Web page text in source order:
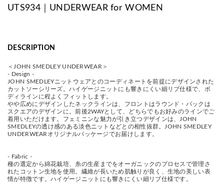
UTS934｜UNDERWEAR for WOMEN
DESCRIPTION
＜JOHN SMEDLEY UNDERWEAR＞
- Design -
JOHN SMEDLEYニットウェアとのコーディネートを前提にデザインされた
カットソーシリーズ。ハイゲージニットにも響きにくい細リブ仕様で、ボ
ディラインに程よくフィットします。
やや広めにデザインしたネックラインは、フロントはラウンド・バックは
スクエアのデザインに。前後2WAYとして、どちらでもお好みのラインでご
着用いただけます。フェミニンな魅力が引き立つデザインは、JOHN
SMEDLEYの透け感のある淡色ニットなどとの相性抜群。JOHN SMEDLEY
UNDERWEARオリジナルパッケージでお届けします。
- Fabric -
種の選定から綿花栽培、糸の生産までをオーガニックのプロセスで管理さ
れたコットン生地を使用。繊維が長いため肌触りが良く、生地の美しい表
情が特徴です。ハイゲージニットにも響きにくい細リブ仕様です。